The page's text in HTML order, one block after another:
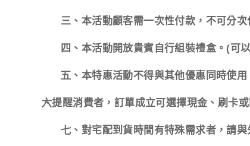
三、本活動顧客需一次性付款，不可分次
四、本活動開放貴賓自行組裝禮盒。(可
五 、本特惠活動不得與其他優惠同時使用
六
、提醒消費者，訂單成立可選擇現金、刷卡
七、對宅配到貨時間有特殊需求者，請